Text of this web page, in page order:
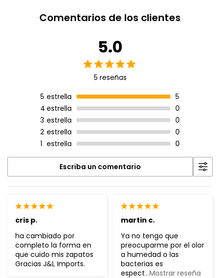
Comentarios de los clientes
5.0
5 reseñas
5 estrella
5
4 estrella
0
3 estrella
0
2 estrella
0
1 estrella 0
Escriba un comentario
cris p.
ha cambiado por
completo la forma en
que cuido mis zapatos
Gracias J&L Imports.
martin c.
Ya no tengo que
preocuparme por el olor
a humedad o las
bacterias es
espect...Mostrar reseña